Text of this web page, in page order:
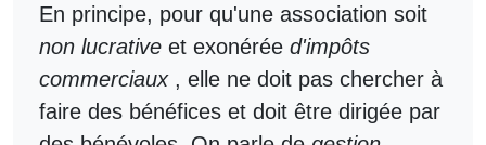
En principe, pour qu'une association soit
non lucrative et exonérée d'impôts
commerciaux , elle ne doit pas chercher à
faire des bénéfices et doit être dirigée par